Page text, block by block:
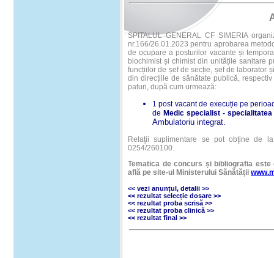
SPITALUL GENERAL CF SIMERIA
nr.166/26.01.2023 pentru aprobarea
de ocupare a posturilor vacante și
biochimist și chimist din unitățile sanitare
funcțiilor de șef de secție, șef de laborator
din direcțiile de sănătate publică,
paturi, după cum urmează:
1 post vacant de execuție pe
de Medic specialist -
Ambulatoriu integrat.
Relaţii suplimentare se pot obţine de
0254/260100.
Tematica de concurs și bibliografia
află pe site-ul Ministerului Sănătății
<< vezi anunțul, detalii >>
<< rezultat selecție dosare >>
<< rezultat proba scrisă >>
<< rezultat proba clinică >>
<< rezultat final >>